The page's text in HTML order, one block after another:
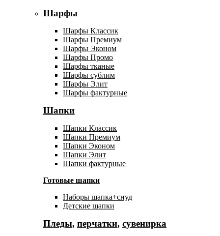
Шарфы
Шарфы Классик
Шарфы Премиум
Шарфы Эконом
Шарфы Промо
Шарфы тканые
Шарфы сублим
Шарфы Элит
Шарфы фактурные
Шапки
Шапки Классик
Шапки Премиум
Шапки Эконом
Шапки Элит
Шапки фактурные
Готовые шапки
Наборы шапка+снуд
Детские шапки
Пледы, перчатки, сувенирка